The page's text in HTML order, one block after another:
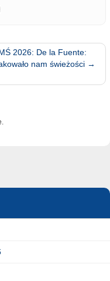
2026: De la Fuente:
nam świeżości →